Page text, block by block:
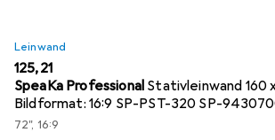
Leinwand
EUR
125,21
SpeaKa Professional Stativleinwand 160
Bildformat: 16:9 SP-PST-320 SP-
72", 16:9